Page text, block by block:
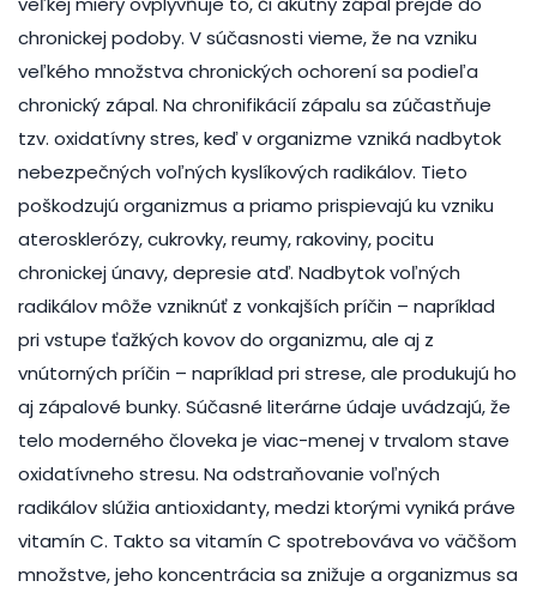
chronickej podoby. V súčasnosti vieme, že na vzniku
veľkého množstva chronických ochorení sa podieľa
chronický zápal. Na chronifikácií zápalu sa zúčastňuje
tzv. oxidatívny stres, keď v organizme vzniká nadbytok
nebezpečných voľných kyslíkových radikálov. Tieto
poškodzujú organizmus a priamo prispievajú ku vzniku
aterosklerózy, cukrovky, reumy, rakoviny, pocitu
chronickej únavy, depresie atď. Nadbytok voľných
radikálov môže vzniknúť z vonkajších príčin – napríklad
pri vstupe ťažkých kovov do organizmu, ale aj z
vnútorných príčin – napríklad pri strese, ale produkujú ho
aj zápalové bunky. Súčasné literárne údaje uvádzajú, že
telo moderného človeka je viac-menej v trvalom stave
oxidatívneho stresu. Na odstraňovanie voľných
radikálov slúžia antioxidanty, medzi ktorými vyniká práve
vitamín C. Takto sa vitamín C spotrebováva vo väčšom
množstve, jeho koncentrácia sa znižuje a organizmus sa